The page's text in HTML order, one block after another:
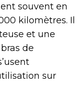
souvent en
kilomètres. Il
et une
de
sur